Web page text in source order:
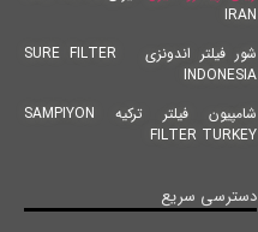
IRAN
شور فیلتر اندونزی SURE FILTER
INDONESIA
شامپیون فیلتر ترکیه SAMPIYON
FILTER TURKEY
دسترسی سریع